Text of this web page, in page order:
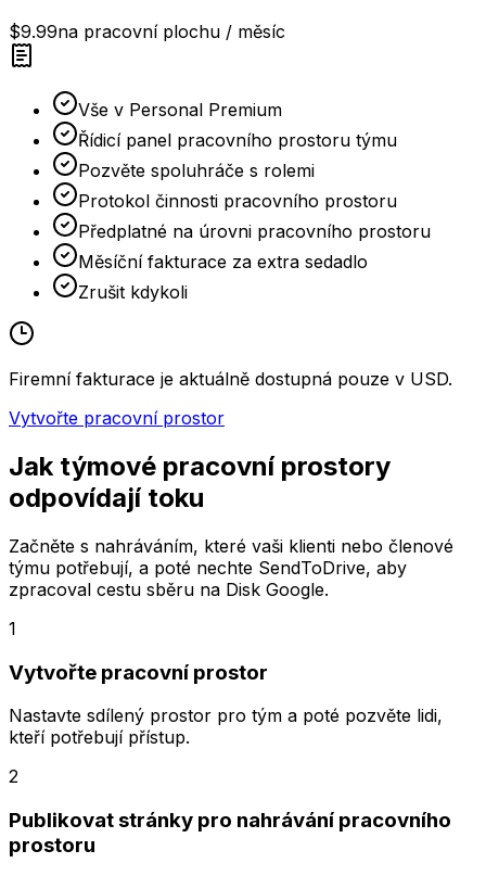
$9.99na pracovní plochu / měsíc
Vše v Personal Premium
Řídicí panel pracovního prostoru týmu
Pozvěte spoluhráče s rolemi
Protokol činnosti pracovního prostoru
Předplatné na úrovni pracovního prostoru
Měsíční fakturace za extra sedadlo
Zrušit kdykoli
Firemní fakturace je aktuálně dostupná pouze v USD.
Vytvořte pracovní prostor
Jak týmové pracovní prostory
odpovídají toku
Začněte s nahráváním, které vaši klienti nebo členové
týmu potřebují, a poté nechte SendToDrive, aby
zpracoval cestu sběru na Disk Google.
1
Vytvořte pracovní prostor
Nastavte sdílený prostor pro tým a poté pozvěte lidi,
kteří potřebují přístup.
2
Publikovat stránky pro nahrávání pracovního
prostoru